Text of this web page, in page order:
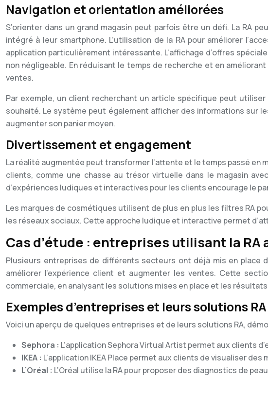
Navigation et orientation améliorées
S’orienter dans un grand magasin peut parfois être un défi. La RA
intégré à leur smartphone. L’utilisation de la RA pour améliorer
application particulièrement intéressante. L’affichage d’offres
non négligeable. En réduisant le temps de recherche et en
ventes.
Par exemple, un client recherchant un article spécifique peut
souhaité. Le système peut également afficher des informations sur
augmenter son panier moyen.
Divertissement et engagement
La réalité augmentée peut transformer l’attente et le temps passé en
clients, comme une chasse au trésor virtuelle dans le magasin
d’expériences ludiques et interactives pour les clients encourage le
Les marques de cosmétiques utilisent de plus en plus les filtres RA
les réseaux sociaux. Cette approche ludique et interactive permet
Cas d’étude : entreprises utilisant la RA
Plusieurs entreprises de différents secteurs ont déjà mis en
améliorer l’expérience client et augmenter les ventes. Cette
commerciale, en analysant les solutions mises en place et les
Exemples d’entreprises et leurs solutions RA
Voici un aperçu de quelques entreprises et de leurs solutions RA,
Sephora : L’application Sephora Virtual Artist permet aux clients
IKEA : L’application IKEA Place permet aux clients de visualiser
L’Oréal : L’Oréal utilise la RA pour proposer des diagnostics de